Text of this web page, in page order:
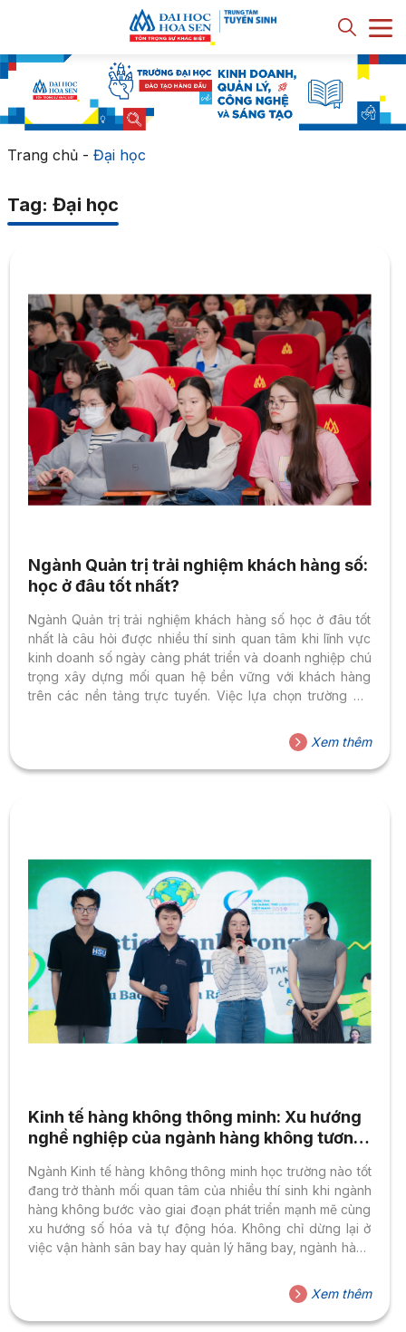
Trang chủ- Đại học
Tag: Đại học
Ngành Quản trị trải nghiệm khách hàng số:
học ở đâu tốt nhất?
Ngành Quản trị trải nghiệm khách hàng số học ở đâu tốt
nhất là câu hỏi được nhiều thí sinh quan tâm khi lĩnh vực
kinh doanh số ngày càng phát triển và doanh nghiệp chú
trọng xây dựng mối quan hệ bền vững với khách hàng
trên các nền tảng trực tuyến. Việc lựa chọn trường đại
về marketing, công nghệ và dữ liệu, mà còn tạo điều kiện
để rèn luyện kỹ năng thiết kế hành trình khách hàng và tối
ưu trải nghiệm trong môi...
Xem thêm
Kinh tế hàng không thông minh: Xu hướng
nghề nghiệp của ngành hàng không tương
Ngành Kinh tế hàng không thông minh học trường nào tốt
đang trở thành mối quan tâm của nhiều thí sinh khi ngành
hàng không bước vào giai đoạn phát triển mạnh mẽ cùng
xu hướng số hóa và tự động hóa. Không chỉ dừng lại ở
việc vận hành sân bay hay quản lý hãng bay, ngành hàng
các mô hình quản trị hiện đại. Sự phát triển của sân bay
thông minh, hệ thống quản lý bay số hóa và các dịch vụ
hàng không hiện...
Xem thêm